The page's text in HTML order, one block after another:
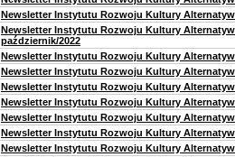
Newsletter Instytutu Rozwoju Kultury
Newsletter Instytutu Rozwoju Kultury
październik/2022
Newsletter Instytutu Rozwoju Kultury
Newsletter Instytutu Rozwoju Kultury
Newsletter Instytutu Rozwoju Kultury
Newsletter Instytutu Rozwoju Kultury
Newsletter Instytutu Rozwoju Kultury
Newsletter Instytutu Rozwoju Kultury
Newsletter Instytutu Rozwoju Kultury